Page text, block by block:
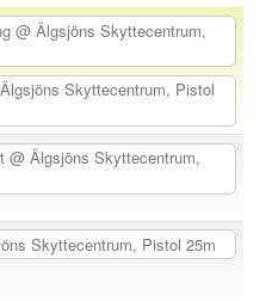
@ Älgsjöns Skyttecentrum,
Skyttecentrum, Pistol
@ Älgsjöns Skyttecentrum,
Skyttecentrum, Pistol 25m